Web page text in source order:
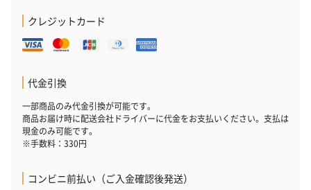
クレジットカード
代金引換
一部商品のみ代金引換が可能です。
商品お届け時に配送会社ドライバーに代金をお支払いください。支払は
現金のみ可能です。
※手数料：330円
コンビニ前払い（ご入金確認後発送）